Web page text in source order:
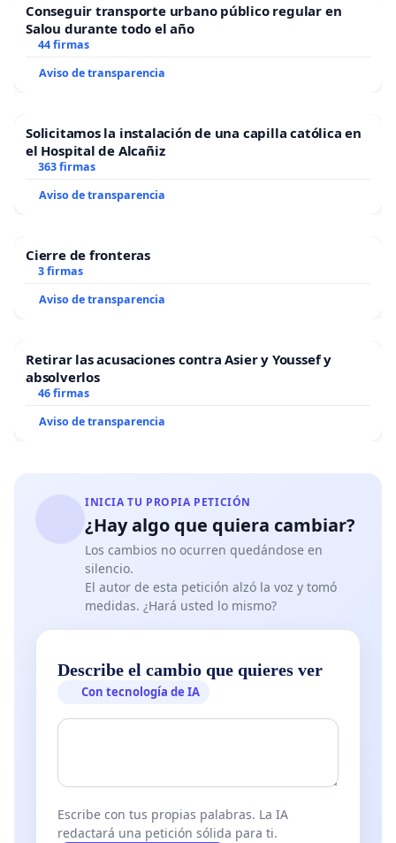
Conseguir transporte urbano público regular en
Salou durante todo el año
44 firmas
Aviso de transparencia
Solicitamos la instalación de una capilla católica en
el Hospital de Alcañiz
363 firmas
Aviso de transparencia
Cierre de fronteras
3 firmas
Aviso de transparencia
Retirar las acusaciones contra Asier y Youssef y
absolverlos
46 firmas
Aviso de transparencia
INICIA TU PROPIA PETICIÓN
¿Hay algo que quiera cambiar?
Los cambios no ocurren quedándose en
silencio.
El autor de esta petición alzó la voz y tomó
medidas. ¿Hará usted lo mismo?
Describe el cambio que quieres ver
Con tecnología de IA
Escribe con tus propias palabras. La IA
redactará una petición sólida para ti.